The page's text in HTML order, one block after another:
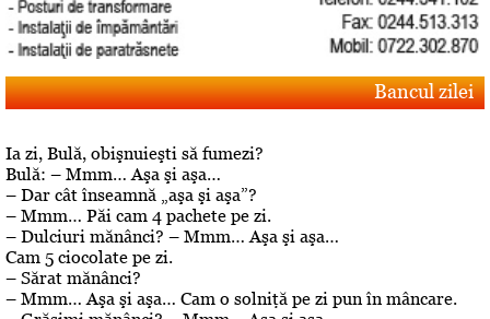
Bancul zilei
Ia zi, Bulă, obişnuieşti să fumezi?
Bulă: – Mmm… Aşa şi aşa…
– Dar cât înseamnă „aşa şi aşa”?
– Mmm… Păi cam 4 pachete pe zi.
– Dulciuri mănânci? – Mmm… Aşa şi aşa…
Cam 5 ciocolate pe zi.
– Sărat mănânci?
– Mmm… Aşa şi aşa… Cam o solniţă pe zi pun în mâncare.